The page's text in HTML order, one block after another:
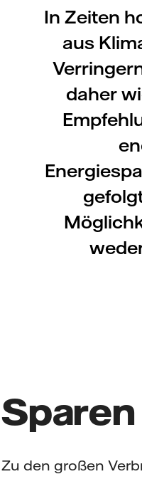
In Zeiten
aus
daher
Zu den großen